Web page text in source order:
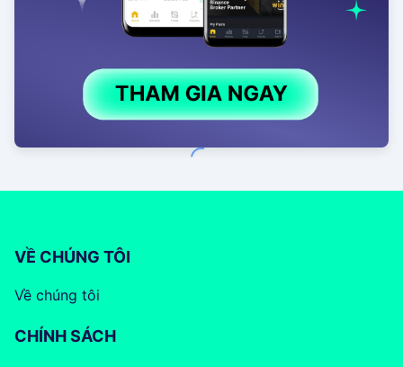
VỀ CHÚNG TÔI
Về chúng tôi
CHÍNH SÁCH